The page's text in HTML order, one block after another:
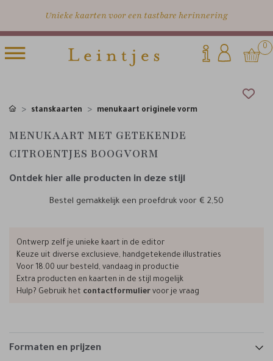
Unieke kaarten voor een tastbare herinnering
0
stanskaarten menukaart originele vorm
MENUKAART MET GETEKENDE
CITROENTJES BOOGVORM
Ontdek hier alle producten in deze stijl
Bestel gemakkelijk een proefdruk voor € 2,50
Ontwerp zelf je unieke kaart in de editor
Keuze uit diverse exclusieve, handgetekende illustraties
Voor 18.00 uur besteld, vandaag in productie
Extra producten en kaarten in de stijl mogelijk
Hulp? Gebruik het contactformulier voor je vraag
Formaten en prijzen